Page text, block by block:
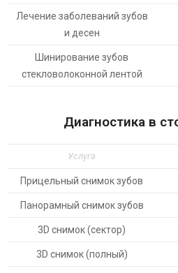
Лечение заболеваний зубов
и десен
Шинирование зубов
стекловолоконной лентой
Диагностика в
Услуга
Прицельный снимок зубов
Панорамный снимок зубов
3D снимок (сектор)
3D снимок (полный)